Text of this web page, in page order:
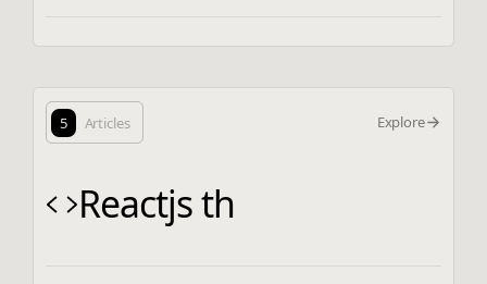
5 Articles Explore
Reactjs th